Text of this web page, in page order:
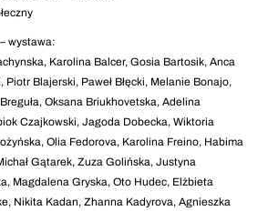
wystawa:
Karolina Balcer, Gosia Bartosik, Anca
Piotr Blajerski, Paweł Błęcki, Melanie Bonajo,
Oksana Briukhovetska, Adelina
Czajkowski, Jagoda Dobecka, Wiktoria
Olia Fedorova, Karolina Freino, Habima
Gątarek, Zuza Golińska, Justyna
Magdalena Gryska, Oto Hudec, Elżbieta
Nikita Kadan, Zhanna Kadyrova, Agnieszka